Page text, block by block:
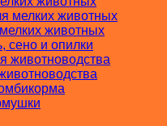
мелких животных
животных
сено и опилки